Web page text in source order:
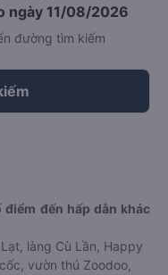
ngày 11/08/2026
đường tìm kiếm
đến hấp dẫn khác
làng Cù Lần, Happy
vườn thú Zoodoo,